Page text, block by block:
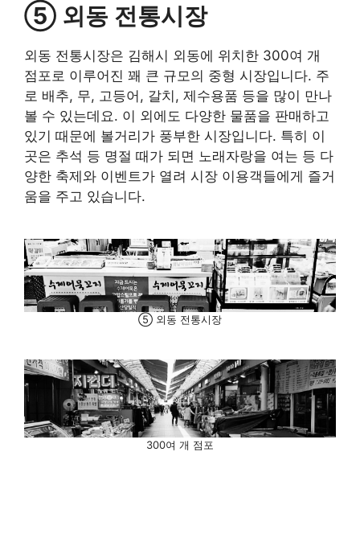
⑤ 외동 전통시장
외동 전통시장은 김해시 외동에 위치한 300여 개
점포로 이루어진 꽤 큰 규모의 중형 시장입니다. 주
로 배추, 무, 고등어, 갈치, 제수용품 등을 많이 만나
볼 수 있는데요. 이 외에도 다양한 물품을 판매하고
있기 때문에 볼거리가 풍부한 시장입니다. 특히 이
곳은 추석 등 명절 때가 되면 노래자랑을 여는 등 다
양한 축제와 이벤트가 열려 시장 이용객들에게 즐거
움을 주고 있습니다.
⑤ 외동 전통시장
300여 개 점포